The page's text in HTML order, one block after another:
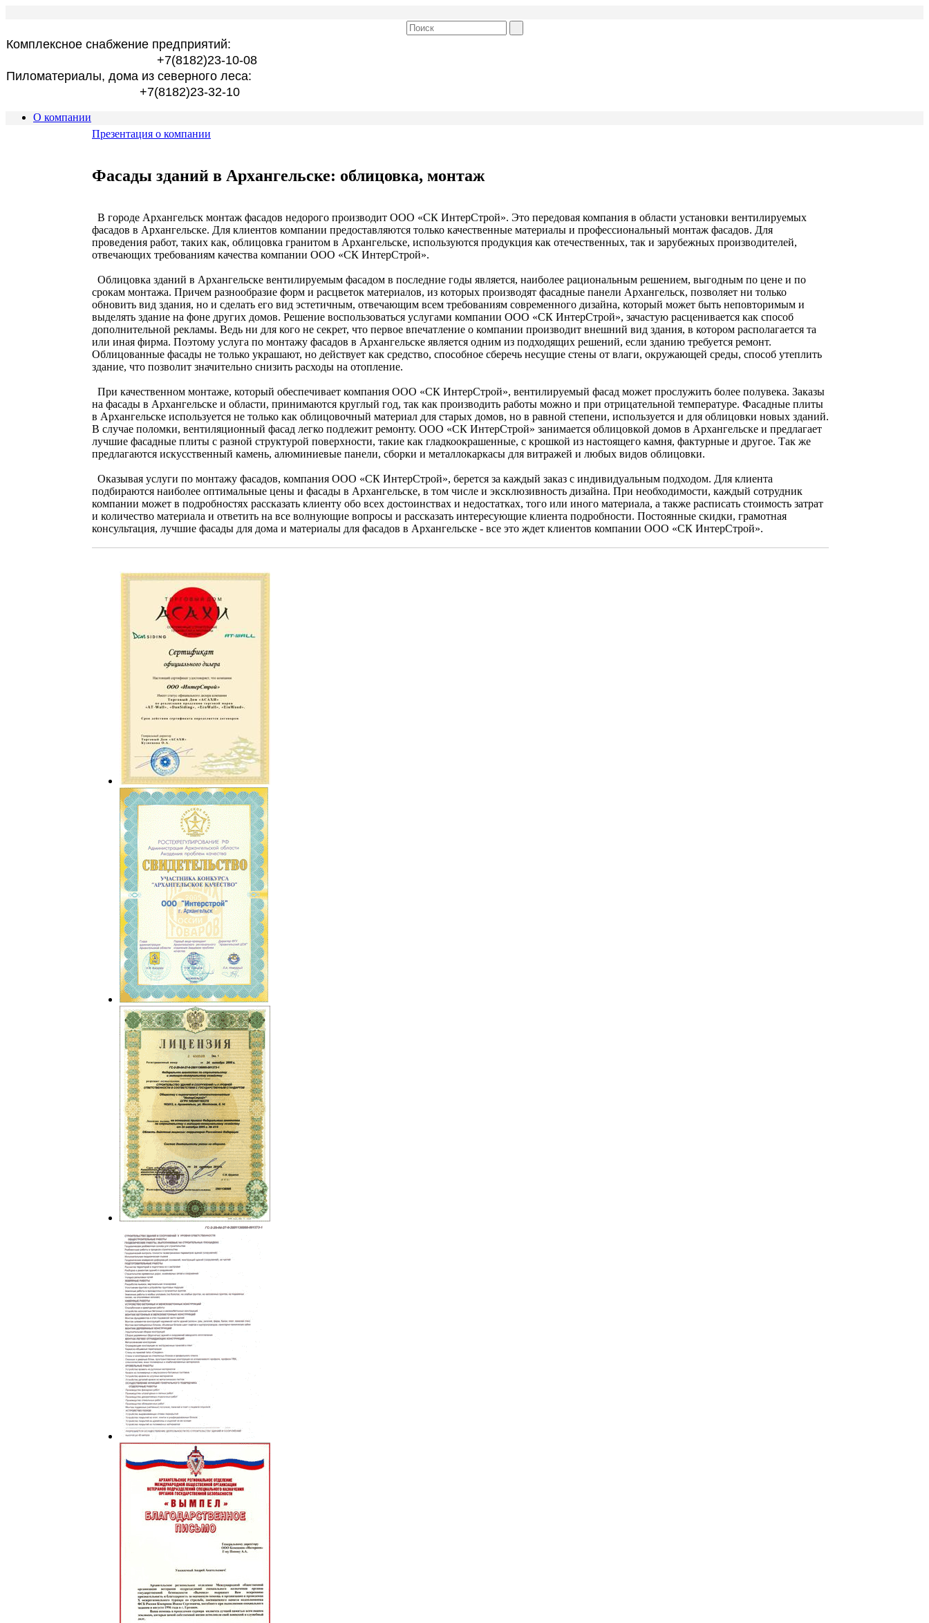
Комплексное снабжение предприятий:
+7(8182)23-10-08
Пиломатериалы, дома из северного леса:
+7(8182)23-32-10
О компании
Презентация о компании
Фасады зданий в Архангельске: облицовка, монтаж
В городе Архангельск монтаж фасадов недорого производит ООО «СК ИнтерСтрой». Это передовая компания в области установки вентилируемых
фасадов в Архангельске. Для клиентов компании предоставляются только качественные материалы и профессиональный монтаж фасадов. Для
проведения работ, таких как, облицовка гранитом в Архангельске, используются продукция как отечественных, так и зарубежных производителей,
отвечающих требованиям качества компании ООО «СК ИнтерСтрой».
Облицовка зданий в Архангельске вентилируемым фасадом в последние годы является, наиболее рациональным решением, выгодным по цене и по
срокам монтажа. Причем разнообразие форм и расцветок материалов, из которых производят фасадные панели Архангельск, позволяет ни только
обновить вид здания, но и сделать его вид эстетичным, отвечающим всем требованиям современного дизайна, который может быть неповторимым и
выделять здание на фоне других домов. Решение воспользоваться услугами компании ООО «СК ИнтерСтрой», зачастую расценивается как способ
дополнительной рекламы. Ведь ни для кого не секрет, что первое впечатление о компании производит внешний вид здания, в котором располагается та
или иная фирма. Поэтому услуга по монтажу фасадов в Архангельске является одним из подходящих решений, если зданию требуется ремонт.
Облицованные фасады не только украшают, но действует как средство, способное сберечь несущие стены от влаги, окружающей среды, способ утеплить
здание, что позволит значительно снизить расходы на отопление.
При качественном монтаже, который обеспечивает компания ООО «СК ИнтерСтрой», вентилируемый фасад может прослужить более полувека. Заказы
на фасады в Архангельске и области, принимаются круглый год, так как производить работы можно и при отрицательной температуре. Фасадные плиты
в Архангельске используется не только как облицовочный материал для старых домов, но в равной степени, используется и для облицовки новых зданий.
В случае поломки, вентиляционный фасад легко подлежит ремонту. ООО «СК ИнтерСтрой» занимается облицовкой домов в Архангельске и предлагает
лучшие фасадные плиты с разной структурой поверхности, такие как гладкоокрашенные, с крошкой из настоящего камня, фактурные и другое. Так же
предлагаются искусственный камень, алюминиевые панели, сборки и металлокаркасы для витражей и любых видов облицовки.
Оказывая услуги по монтажу фасадов, компания ООО «СК ИнтерСтрой», берется за каждый заказ с индивидуальным подходом. Для клиента
подбираются наиболее оптимальные цены и фасады в Архангельске, в том числе и эксклюзивность дизайна. При необходимости, каждый сотрудник
компании может в подробностях рассказать клиенту обо всех достоинствах и недостатках, того или иного материала, а также расписать стоимость затрат
и количество материала и ответить на все волнующие вопросы и рассказать интересующие клиента подробности. Постоянные скидки, грамотная
консультация, лучшие фасады для дома и материалы для фасадов в Архангельске - все это ждет клиентов компании ООО «СК ИнтерСтрой».